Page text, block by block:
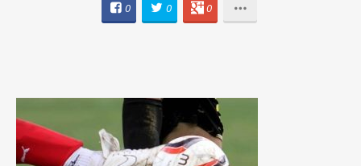
0 0 0